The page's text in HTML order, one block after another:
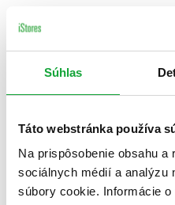
Súhlas
Táto webstránka používa
Na prispôsobenie obsahu
sociálnych médií a analýzu
súbory cookie. Informácie